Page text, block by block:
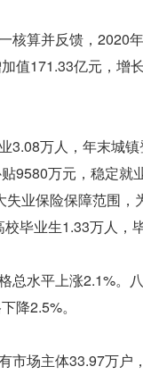
核算并反馈，2020
值171.33亿元，增
3.08万人，年末城
9580万元，稳定
业保险保障范围
毕业生1.33万人，
总水平上涨2.1%。
降2.5%。
市场主体33.97万